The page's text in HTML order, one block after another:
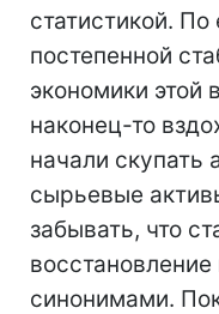
статистикой.
постепенной
экономики этой
наконец-то
начали скупать
сырьевые
забывать, что
синонимами.